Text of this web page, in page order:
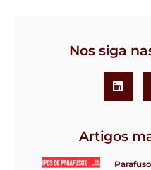
Nos siga
Artigos